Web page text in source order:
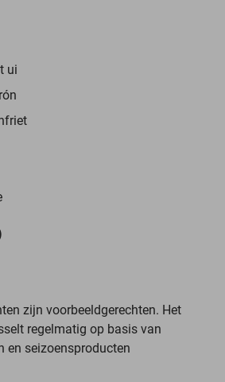
ui
zijn voorbeeldgerechten. Het
regelmatig op basis van
en seizoensproducten